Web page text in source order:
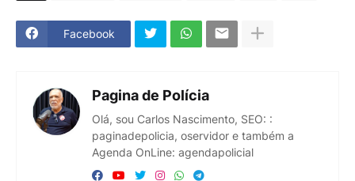
Facebook
Pagina de Polícia
Olá, sou Carlos Nascimento, SEO: :
paginadepolicia, oservidor e também a
Agenda OnLine: agendapolicial